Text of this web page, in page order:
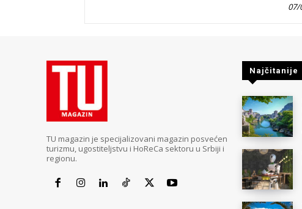
07/
TU magazin je specijalizovani magazin posvećen
turizmu, ugostiteljstvu i HoReCa sektoru u Srbiji i
regionu.
Najčitanije